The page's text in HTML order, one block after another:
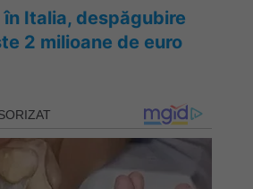
Italia, despăgubire
2 milioane de euro